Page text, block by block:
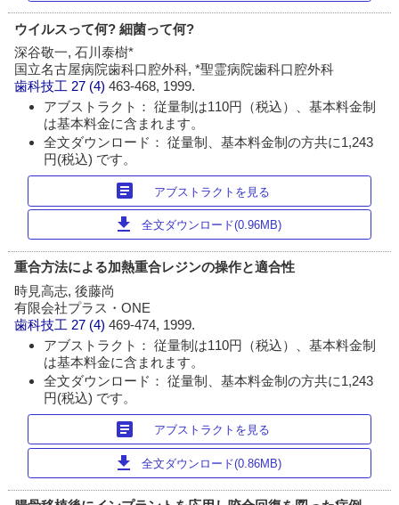
ウイルスって何? 細菌って何?
深谷敬一, 石川泰樹*
国立名古屋病院歯科口腔外科, *聖霊病院歯科口腔外科
歯科技工 27 (4)463-468, 1999.
アブストラクト： 従量制は110円（税込）、基本料金制
は基本料金に含まれます。
全文ダウンロード： 従量制、基本料金制の方共に1,243
円(税込) です。
article アブストラクトを見る
download 全文ダウンロード(0.96MB)
重合方法による加熱重合レジンの操作と適合性
時見高志, 後藤尚
有限会社プラス・ONE
歯科技工 27 (4)469-474, 1999.
アブストラクト： 従量制は110円（税込）、基本料金制
は基本料金に含まれます。
全文ダウンロード： 従量制、基本料金制の方共に1,243
円(税込) です。
article アブストラクトを見る
download 全文ダウンロード(0.86MB)